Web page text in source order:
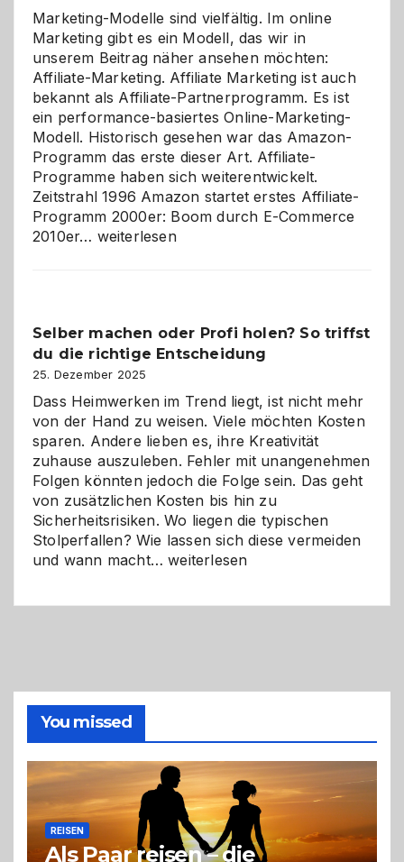
Marketing-Modelle sind vielfältig. Im online
Marketing gibt es ein Modell, das wir in
unserem Beitrag näher ansehen möchten:
Affiliate-Marketing. Affiliate Marketing ist auch
bekannt als Affiliate-Partnerprogramm. Es ist
ein performance-basiertes Online-Marketing-
Modell. Historisch gesehen war das Amazon-
Programm das erste dieser Art. Affiliate-
Programme haben sich weiterentwickelt.
Zeitstrahl 1996 Amazon startet erstes Affiliate-
Programm 2000er: Boom durch E-Commerce
2010er… Affiliate-
Herausforderungen
und
Zukunft
weiterlesen
Selber machen oder Profi holen? So triffst
du die richtige Entscheidung
25. Dezember 2025
Dass Heimwerken im Trend liegt, ist nicht mehr
von der Hand zu weisen. Viele möchten Kosten
sparen. Andere lieben es, ihre Kreativität
zuhause auszuleben. Fehler mit unangenehmen
Folgen könnten jedoch die Folge sein. Das geht
von zusätzlichen Kosten bis hin zu
Sicherheitsrisiken. Wo liegen die typischen
Stolperfallen? Wie lassen sich diese vermeiden
und wann macht…Selber
richtige
Entscheidung
weiterlesen
You missed
REISEN
Als Paar reisen – die